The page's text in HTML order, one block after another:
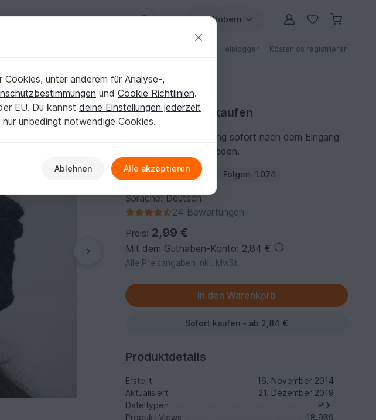
Stöbern
einloggen Kostenlos registrieren
Strickanleitung kaufen
Du kannst die Anleitung sofort nach dem Eingang
der Zahlung herunterladen.
Autor: Knotenkoenig Folgen 1.074
Sprache: Deutsch
24 Bewertungen
Preis: 2,99 €
Mit dem Guthaben-Konto: 2,84 €
Alle Preisangaben inkl. MwSt.
Sofort kaufen - ab 2,84 €
Produktdetails
Erstellt
16. November 2014
Aktualisiert
21. Dezember 2019
Dateitypen
PDF
Produkt Views
18.969
unter anderem für Analyse-,
und Cookie Richtlinien.
EU. Du kannst deine Einstellungen jederzeit
unbedingt notwendige Cookies.
Ablehnen Alle akzeptieren